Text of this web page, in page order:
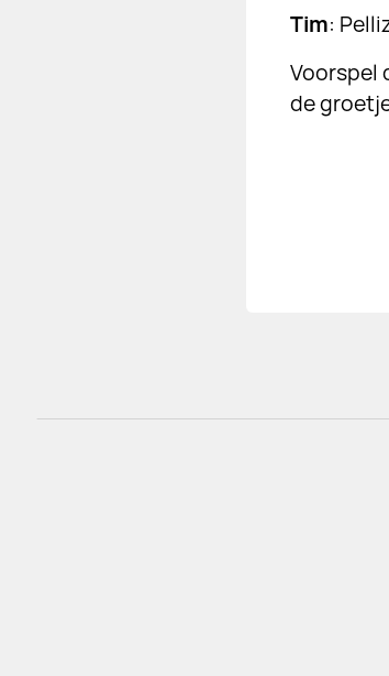
Tim:
Voorspel
de